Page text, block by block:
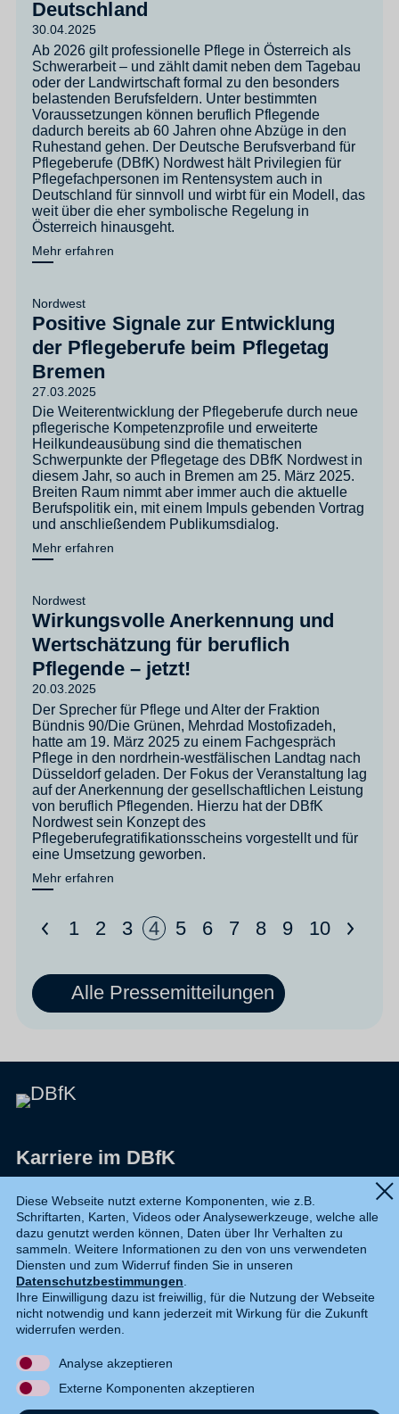
Deutschland
30.04.2025
Ab 2026 gilt professionelle Pflege in Österreich als
Schwerarbeit – und zählt damit neben dem Tagebau
oder der Landwirtschaft formal zu den besonders
belastenden Berufsfeldern. Unter bestimmten
Voraussetzungen können beruflich Pflegende
dadurch bereits ab 60 Jahren ohne Abzüge in den
Ruhestand gehen. Der Deutsche Berufsverband für
Pflegeberufe (DBfK) Nordwest hält Privilegien für
Pflegefachpersonen im Rentensystem auch in
Deutschland für sinnvoll und wirbt für ein Modell, das
weit über die eher symbolische Regelung in
Österreich hinausgeht.
Mehr erfahren
Nordwest
Positive Signale zur Entwicklung
der Pflegeberufe beim Pflegetag
Bremen
27.03.2025
Die Weiterentwicklung der Pflegeberufe durch neue
pflegerische Kompetenzprofile und erweiterte
Heilkundeausübung sind die thematischen
Schwerpunkte der Pflegetage des DBfK Nordwest in
diesem Jahr, so auch in Bremen am 25. März 2025.
Breiten Raum nimmt aber immer auch die aktuelle
Berufspolitik ein, mit einem Impuls gebenden Vortrag
und anschließendem Publikumsdialog.
Mehr erfahren
Nordwest
Wirkungsvolle Anerkennung und
Wertschätzung für beruflich
Pflegende – jetzt!
20.03.2025
Der Sprecher für Pflege und Alter der Fraktion
Bündnis 90/Die Grünen, Mehrdad Mostofizadeh,
hatte am 19. März 2025 zu einem Fachgespräch
Pflege in den nordrhein-westfälischen Landtag nach
Düsseldorf geladen. Der Fokus der Veranstaltung lag
auf der Anerkennung der gesellschaftlichen Leistung
von beruflich Pflegenden. Hierzu hat der DBfK
Nordwest sein Konzept des
Pflegeberufegratifikationsscheins vorgestellt und für
eine Umsetzung geworben.
Mehr erfahren
< 1 2 3 4 5 6 7 8 9 10 >
Alle Pressemitteilungen
Karriere im DBfK
Datenschutz
Shop
Widerruf
Kontakt
DE EN
Diese Webseite nutzt externe Komponenten, wie z.B.
Schriftarten, Karten, Videos oder Analysewerkzeuge, welche alle
dazu genutzt werden können, Daten über Ihr Verhalten zu
sammeln. Weitere Informationen zu den von uns verwendeten
Diensten und zum Widerruf finden Sie in unseren
Datenschutzbestimmungen.
Ihre Einwilligung dazu ist freiwillig, für die Nutzung der Webseite
nicht notwendig und kann jederzeit mit Wirkung für die Zukunft
widerrufen werden.
Analyse akzeptieren
Externe Komponenten akzeptieren